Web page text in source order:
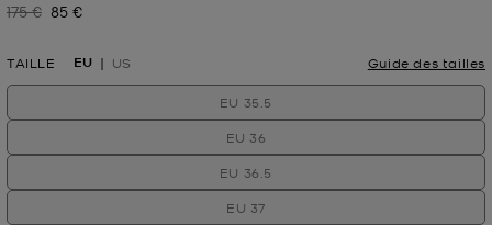
Prix initial
175 € Prix actuel
85 €
TAILLE EU US Guide des tailles
EU 35.5
EU 36
EU 36.5
EU 37